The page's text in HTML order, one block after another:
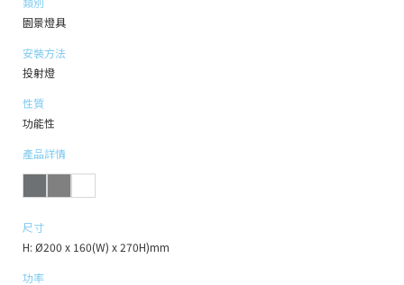
園景燈具
安裝方法
投射燈
性質
功能性
產品詳情
尺寸
H: Ø200 x 160(W) x 270H)mm
功率